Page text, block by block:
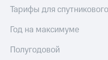
Тарифы для
Год на максимуме
Полугодовой